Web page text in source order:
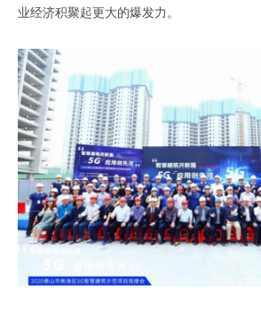
业经济积聚起更大的爆发力 。